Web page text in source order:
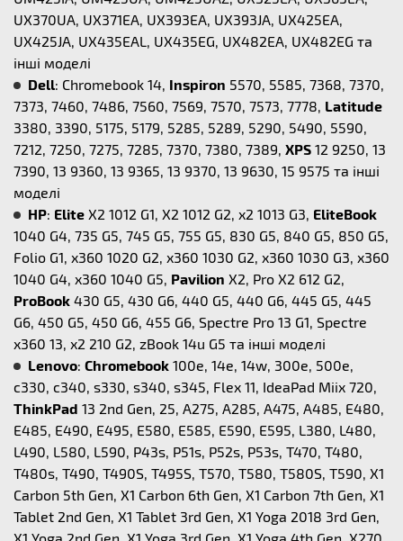
UX370UA, UX371EA, UX393EA, UX393JA, UX425EA,
UX425JA, UX435EAL, UX435EG, UX482EA, UX482EG та
інші моделі
Dell: Chromebook 14, Inspiron 5570, 5585, 7368, 7370,
7373, 7460, 7486, 7560, 7569, 7570, 7573, 7778, Latitude
3380, 3390, 5175, 5179, 5285, 5289, 5290, 5490, 5590,
7212, 7250, 7275, 7285, 7370, 7380, 7389, XPS 12 9250, 13
7390, 13 9360, 13 9365, 13 9370, 13 9630, 15 9575 та інші
моделі
HP: Elite X2 1012 G1, X2 1012 G2, x2 1013 G3, EliteBook
1040 G4, 735 G5, 745 G5, 755 G5, 830 G5, 840 G5, 850 G5,
Folio G1, x360 1020 G2, x360 1030 G2, x360 1030 G3, x360
1040 G4, x360 1040 G5, Pavilion X2, Pro X2 612 G2,
ProBook 430 G5, 430 G6, 440 G5, 440 G6, 445 G5, 445
G6, 450 G5, 450 G6, 455 G6, Spectre Pro 13 G1, Spectre
x360 13, x2 210 G2, zBook 14u G5 та інші моделі
Lenovo: Chromebook 100e, 14e, 14w, 300e, 500e,
c330, c340, s330, s340, s345, Flex 11, IdeaPad Miix 720,
ThinkPad 13 2nd Gen, 25, A275, A285, A475, A485, E480,
E485, E490, E495, E580, E585, E590, E595, L380, L480,
L490, L580, L590, P43s, P51s, P52s, P53s, T470, T480,
T480s, T490, T490S, T495S, T570, T580, T580S, T590, X1
Carbon 5th Gen, X1 Carbon 6th Gen, X1 Carbon 7th Gen, X1
Tablet 2nd Gen, X1 Tablet 3rd Gen, X1 Yoga 2018 3rd Gen,